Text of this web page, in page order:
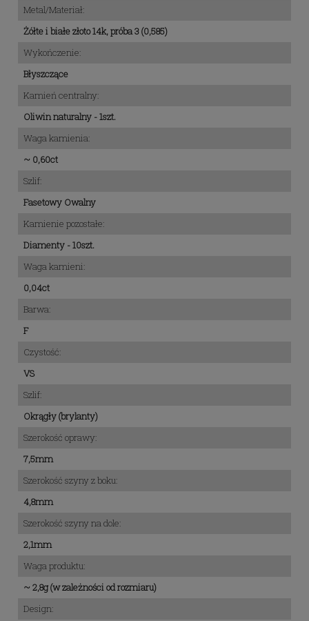
Metal/Materiał:
Żółte i białe złoto 14k, próba 3 (0,585)
Wykończenie:
Błyszczące
Kamień centralny:
Oliwin naturalny - 1szt.
Waga kamienia:
~ 0,60ct
Szlif:
Fasetowy Owalny
Kamienie pozostałe:
Diamenty - 10szt.
Waga kamieni:
0,04ct
Barwa:
F
Czystość:
VS
Szlif:
Okrągły (brylanty)
Szerokość oprawy:
7,5mm
Szerokość szyny z boku:
4,8mm
Szerokość szyny na dole:
2,1mm
Waga produktu:
~ 2,8g (w zależności od rozmiaru)
Design: